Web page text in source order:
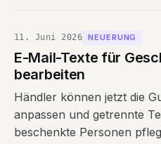
11. Juni 2026 NEUERUNG
E-Mail-Texte für
bearbeiten
Händler können jetzt die
anpassen und getrennte
beschenkte Personen